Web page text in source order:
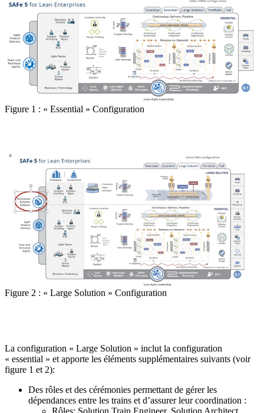
Figure 1 : « Essential » Configuration
Figure 2 : « Large Solution » Configuration
La configuration « Large Solution » inclut la configuration
« essential » et apporte les éléments supplémentaires suivants (voir
figure 1 et 2):
Des rôles et des cérémonies permettant de gérer les
dépendances entre les trains et d’assurer leur coordination :